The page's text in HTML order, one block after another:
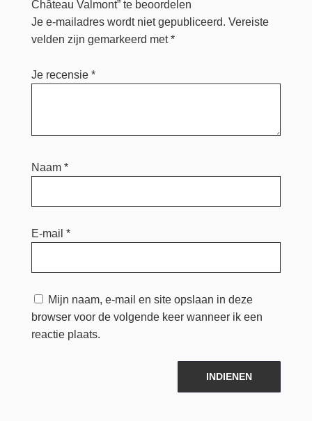
Château Valmont” te beoordelen
Je e-mailadres wordt niet gepubliceerd. Vereiste
velden zijn gemarkeerd met*
Je recensie *
Naam *
E-mail *
Mijn naam, e-mail en site opslaan in deze
browser voor de volgende keer wanneer ik een
reactie plaats.
INDIENEN